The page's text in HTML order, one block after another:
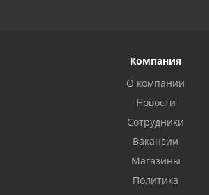
Компания
О компании
Новости
Сотрудники
Вакансии
Магазины
Политика